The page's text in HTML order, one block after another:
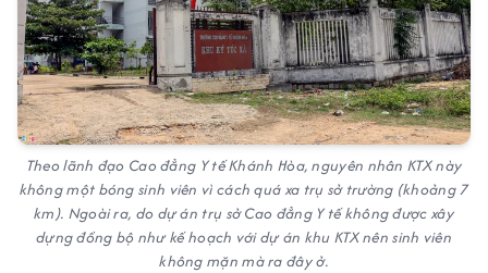
Theo lãnh đạo Cao đẳng Y tế Khánh Hòa, nguyên nhân KTX này
không một bóng sinh viên vì cách quá xa trụ sở trường (khoảng 7
km). Ngoài ra, do dự án trụ sở Cao đẳng Y tế không được xây
dựng đồng bộ như kế hoạch với dự án khu KTX nên sinh viên
không mặn mà ra đây ở.